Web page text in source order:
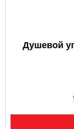
Душевой